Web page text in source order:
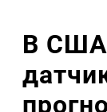
В США